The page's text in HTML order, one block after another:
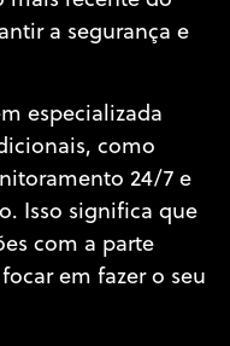
a segurança e
especializada
como
24/7 e
Isso significa que
com a parte
em fazer o seu